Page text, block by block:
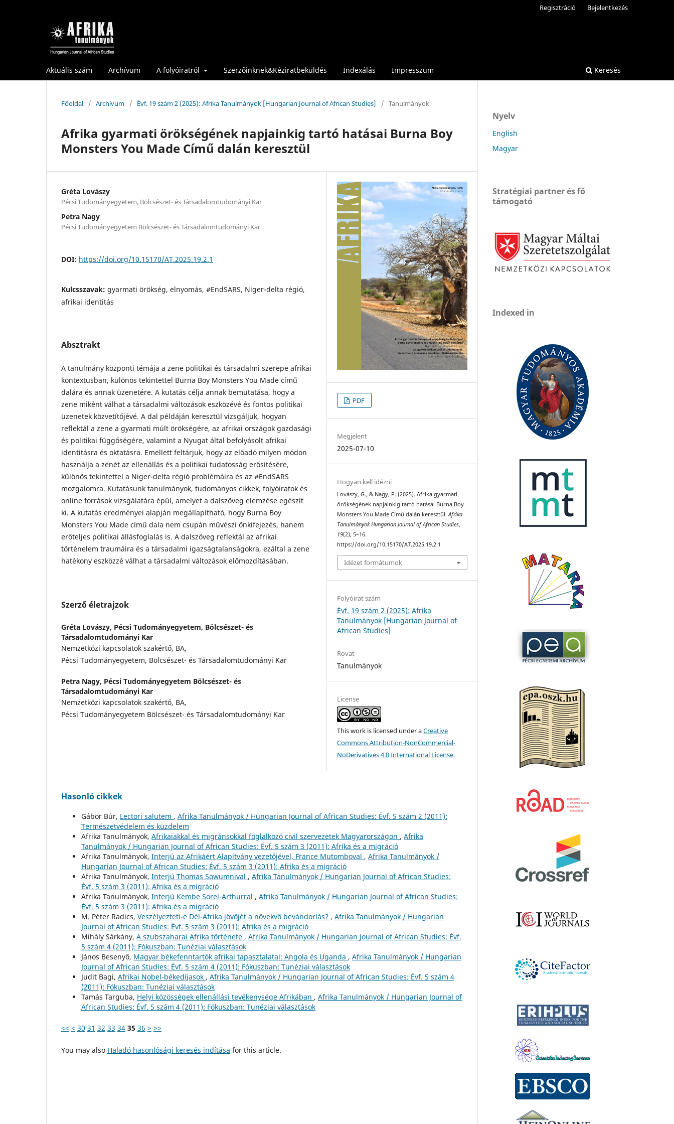
Aktuális szám Archívum A folyóiratról Szerzőinknek&Kéziratbeküldés Indexálás Impresszum Keresés
Regisztráció Bejelentkezés
Főoldal / Archívum / Évf. 19 szám 2 (2025): Afrika Tanulmányok [Hungarian Journal of African Studies] / Tanulmányok
Afrika gyarmati örökségének napjainkig tartó hatásai Burna Boy
Monsters You Made Című dalán keresztül
Gréta Lovászy
Pécsi Tudományegyetem, Bölcsészet- és Társadalomtudományi Kar
Petra Nagy
Pécsi Tudományegyetem Bölcsészet- és Társadalomtudományi Kar
DOI: https://doi.org/10.15170/AT.2025.19.2.1
Kulcsszavak: gyarmati örökség, elnyomás, #EndSARS, Niger-delta régió,
afrikai identitás
Absztrakt
A tanulmány központi témája a zene politikai és társadalmi szerepe afrikai
kontextusban, különös tekintettel Burna Boy Monsters You Made című
dalára és annak üzenetére. A kutatás célja annak bemutatása, hogy a
zene miként válhat a társadalmi változások eszközévé és fontos politikai
üzenetek közvetítőjévé. A dal példáján keresztül vizsgáljuk, hogyan
reflektál a zene a gyarmati múlt örökségére, az afrikai országok gazdasági
és politikai függőségére, valamint a Nyugat által befolyásolt afrikai
identitásra és oktatásra. Emellett feltárjuk, hogy az előadó milyen módon
használja a zenét az ellenállás és a politikai tudatosság erősítésére,
különös tekintettel a Niger-delta régió problémáira és az #EndSARS
mozgalomra. Kutatásunk tanulmányok, tudományos cikkek, folyóiratok és
online források vizsgálatára épül, amelyet a dalszöveg elemzése egészít
ki. A kutatás eredményei alapján megállapítható, hogy Burna Boy
Monsters You Made című dala nem csupán művészi önkifejezés, hanem
erőteljes politikai állásfoglalás is. A dalszöveg reflektál az afrikai
történelem traumáira és a társadalmi igazságtalanságokra, ezáltal a zene
hatékony eszközzé válhat a társadalmi változások előmozdításában.
Szerző életrajzok
Gréta Lovászy, Pécsi Tudományegyetem, Bölcsészet- és
Társadalomtudományi Kar
Nemzetközi kapcsolatok szakértő, BA,
Pécsi Tudományegyetem, Bölcsészet- és Társadalomtudományi Kar
Petra Nagy, Pécsi Tudományegyetem Bölcsészet- és
Társadalomtudományi Kar
Nemzetközi kapcsolatok szakértő, BA,
Pécsi Tudományegyetem Bölcsészet- és Társadalomtudományi Kar
PDF
Megjelent
2025-07-10
Hogyan kell idézni
Lovászy, G., & Nagy, P. (2025). Afrika gyarmati
örökségének napjainkig tartó hatásai Burna Boy
Monsters You Made Című dalán keresztül.Afrika
Tanulmányok Hungarian Journal of African Studies,
19(2), 5–16.
https://doi.org/10.15170/AT.2025.19.2.1
Idézet formátumok
Folyóirat szám
Évf. 19 szám 2 (2025): Afrika
Tanulmányok [Hungarian Journal of
African Studies]
Rovat
Tanulmányok
License
This work is licensed under aCreative
Commons Attribution-NonCommercial-
NoDerivatives 4.0 International License.
Hasonló cikkek
Gábor Búr, Lectori salutem , Afrika Tanulmányok / Hungarian Journal of African Studies: Évf. 5 szám 2 (2011):
Természetvédelem és küzdelem
Afrika Tanulmányok, Afrikaiakkal és migránsokkal foglalkozó civil szervezetek Magyarországon , Afrika
Tanulmányok / Hungarian Journal of African Studies: Évf. 5 szám 3 (2011): Afrika és a migráció
Afrika Tanulmányok, Interjú az Afrikáért Alapítvány vezetőjével, France Mutomboval , Afrika Tanulmányok /
Hungarian Journal of African Studies: Évf. 5 szám 3 (2011): Afrika és a migráció
Afrika Tanulmányok, Interjú Thomas Sowumnival , Afrika Tanulmányok / Hungarian Journal of African Studies:
Évf. 5 szám 3 (2011): Afrika és a migráció
Afrika Tanulmányok, Interjú Kembe Sorel-Arthurral , Afrika Tanulmányok / Hungarian Journal of African Studies:
Évf. 5 szám 3 (2011): Afrika és a migráció
M. Péter Radics, Veszélyezteti-e Dél-Afrika jövőjét a növekvő bevándorlás? , Afrika Tanulmányok / Hungarian
Journal of African Studies: Évf. 5 szám 3 (2011): Afrika és a migráció
Mihály Sárkány, A szubszaharai Afrika története , Afrika Tanulmányok / Hungarian Journal of African Studies: Évf.
5 szám 4 (2011): Fókuszban: Tunéziai választások
János Besenyő, Magyar békefenntartók afrikai tapasztalatai: Angola és Uganda , Afrika Tanulmányok / Hungarian
Journal of African Studies: Évf. 5 szám 4 (2011): Fókuszban: Tunéziai választások
Judit Bagi, Afrikai Nobel-békedíjasok , Afrika Tanulmányok / Hungarian Journal of African Studies: Évf. 5 szám 4
(2011): Fókuszban: Tunéziai választások
Tamás Targuba, Helyi közösségek ellenállási tevékenysége Afrikában , Afrika Tanulmányok / Hungarian Journal of
African Studies: Évf. 5 szám 4 (2011): Fókuszban: Tunéziai választások
<< < 30 31 32 33 34 35 36 > >>
You may also Haladó hasonlósági keresés indítása for this article.
Nyelv
English
Magyar
Stratégiai partner és fő
támogató
Indexed in